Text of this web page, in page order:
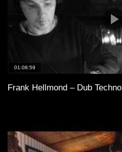
01:08:59
Frank Hellmond – Dub